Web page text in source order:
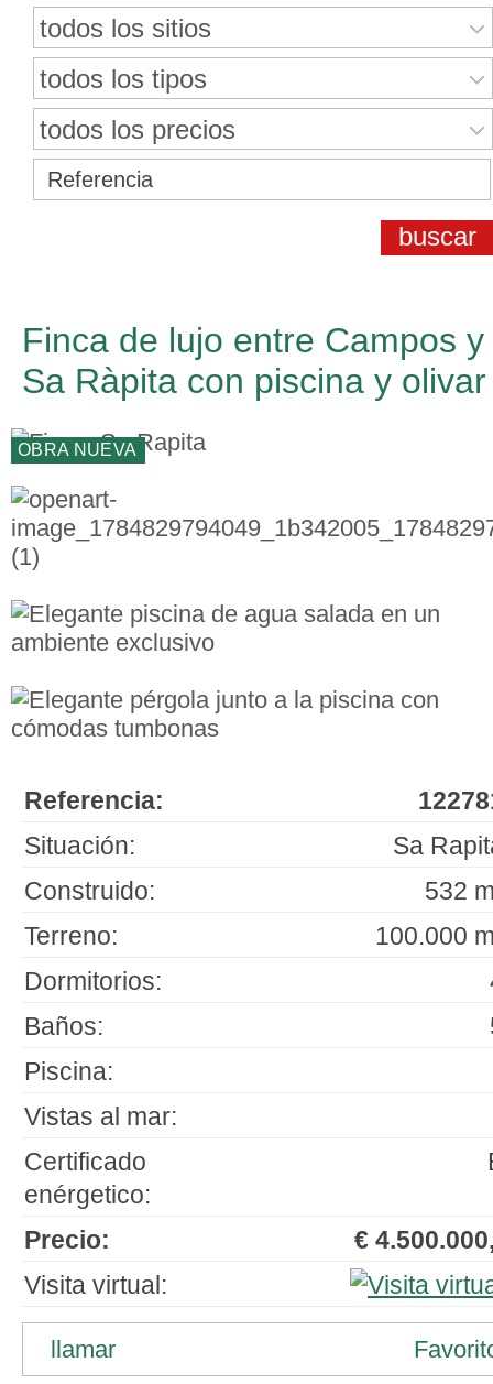
todos los sitios
todos los tipos
todos los precios
Finca de lujo entre Campos y
Sa Ràpita con piscina y olivar
OBRA NUEVA
Referencia:
Situación:
Sa
Construido:
532
Terreno:
100.000
Dormitorios:
Baños:
Piscina:
Vistas al mar:
Certificado
enérgetico:
Precio:
€
Visita virtual:
llamar